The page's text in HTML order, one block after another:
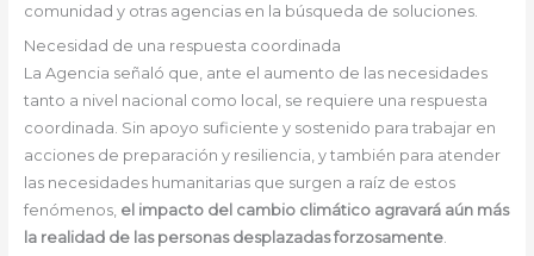
comunidad y otras agencias en la búsqueda de soluciones.
Necesidad de una respuesta coordinada
La Agencia señaló que, ante el aumento de las necesidades
tanto a nivel nacional como local, se requiere una respuesta
coordinada. Sin apoyo suficiente y sostenido para trabajar en
acciones de preparación y resiliencia, y también para atender
las necesidades humanitarias que surgen a raíz de estos
fenómenos, el impacto del cambio climático agravará aún más
la realidad de las personas desplazadas forzosamente.